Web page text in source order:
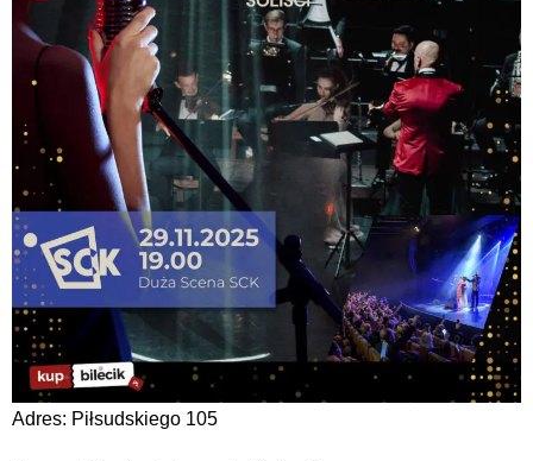
Adres: Piłsudskiego 105